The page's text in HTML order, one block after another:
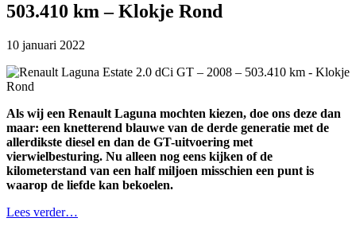
503.410 km – Klokje Rond
10 januari 2022
Als wij een Renault Laguna mochten kiezen, doe ons deze dan
maar: een knetterend blauwe van de derde generatie met de
allerdikste diesel en dan de GT-uitvoering met
vierwielbesturing. Nu alleen nog eens kijken of de
kilometerstand van een half miljoen misschien een punt is
waarop de liefde kan bekoelen.
Lees verder…